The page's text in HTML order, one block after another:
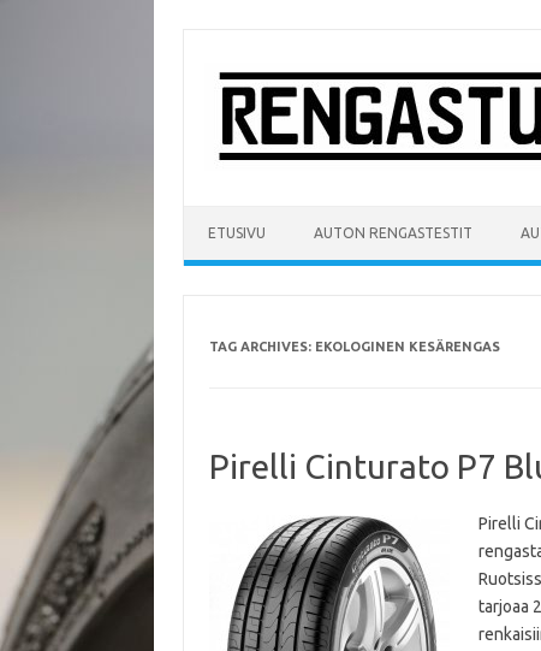
content
ETUSIVU AUTON RENGASTESTIT
TAG ARCHIVES: EKOLOGINEN KESÄRENGAS
Pirelli Cinturato P7
Pirelli
tarjoaa